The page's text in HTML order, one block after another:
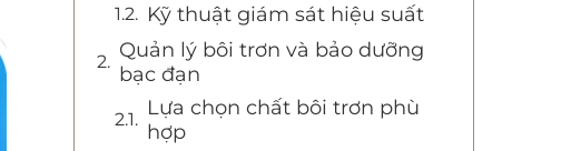
Kỹ thuật giám sát hiệu suất
Quản lý bôi trơn và bảo dưỡng
bạc đạn
Lựa chọn chất bôi trơn phù
hợp